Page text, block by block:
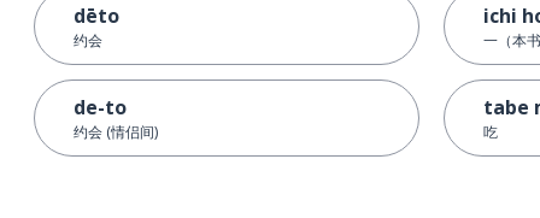
dēto
约会
de-to
约会 (情侣间)
ichi
一（本
tabe
吃